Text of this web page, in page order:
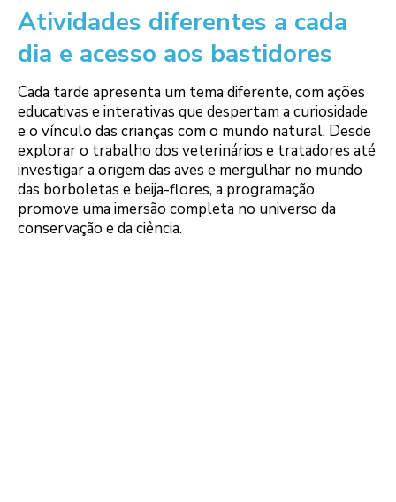
Atividades diferentes a cada
dia e acesso aos bastidores
Cada tarde apresenta um tema diferente, com ações
educativas e interativas que despertam a curiosidade
e o vínculo das crianças com o mundo natural. Desde
explorar o trabalho dos veterinários e tratadores até
investigar a origem das aves e mergulhar no mundo
das borboletas e beija-flores, a programação
promove uma imersão completa no universo da
conservação e da ciência.